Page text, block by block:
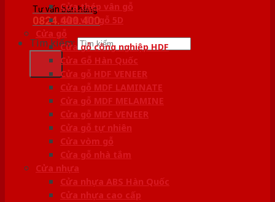
Tư vấn bán hàng
0824.400.400
Tìm kiếm:
Cửa thép vân gỗ
Cửa vân gỗ 5D
Cửa gỗ
Cửa gỗ công nghiệp HDF
Cửa Gỗ Hàn Quốc
Cửa gỗ HDF VENEER
Cửa gỗ MDF LAMINATE
Cửa gỗ MDF MELAMINE
Cửa gỗ MDF VENEER
Cửa gỗ tự nhiên
Cửa vòm gỗ
Cửa gỗ nhà tắm
Cửa nhựa
Cửa nhựa ABS Hàn Quốc
Cửa nhựa cao cấp